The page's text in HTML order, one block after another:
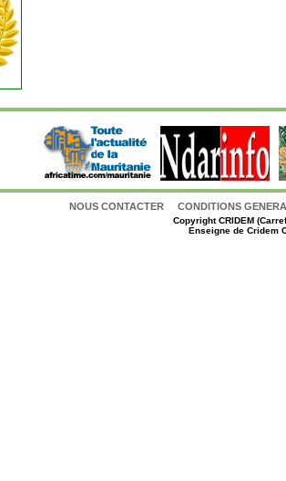
NOUS CONTACTER CONDITIONS
CopyrightCRIDEM
Enseigne de Cridem